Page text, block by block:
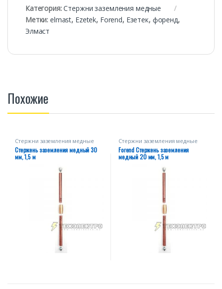
Категория:Стержни заземления медные
Метки:elmast, Ezetek, Forend, Езетек, форенд,
Элмаст
Похожие
Стержни заземления медные
Стержень заземления медный 30
мм, 1,5 м
Стержни заземления медные
Forend Стержень заземления
медный 20 мм, 1,5 м